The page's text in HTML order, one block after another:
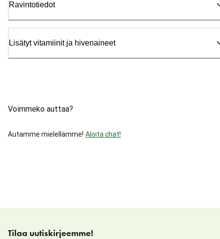
Ravintotiedot
Lisätyt vitamiinit ja hivenaineet
Voimmeko auttaa?
Autamme mielellämme! Aloita chat!
Tilaa uutiskirjeemme!